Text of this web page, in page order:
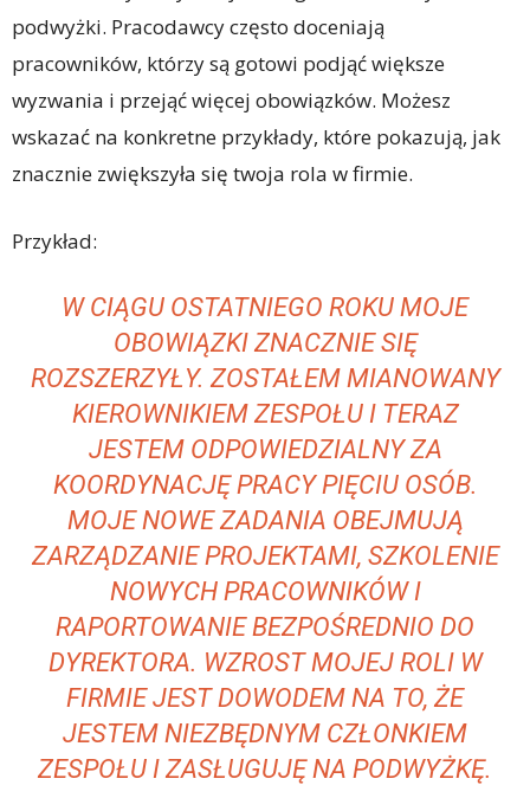
podwyżki. Pracodawcy często doceniają
pracowników, którzy są gotowi podjąć większe
wyzwania i przejąć więcej obowiązków. Możesz
wskazać na konkretne przykłady, które pokazują, jak
znacznie zwiększyła się twoja rola w firmie.
Przykład:
W CIĄGU OSTATNIEGO ROKU MOJE
OBOWIĄZKI ZNACZNIE SIĘ
ROZSZERZYŁY. ZOSTAŁEM MIANOWANY
KIEROWNIKIEM ZESPOŁU I TERAZ
JESTEM ODPOWIEDZIALNY ZA
KOORDYNACJĘ PRACY PIĘCIU OSÓB.
MOJE NOWE ZADANIA OBEJMUJĄ
ZARZĄDZANIE PROJEKTAMI, SZKOLENIE
NOWYCH PRACOWNIKÓW I
RAPORTOWANIE BEZPOŚREDNIO DO
DYREKTORA. WZROST MOJEJ ROLI W
FIRMIE JEST DOWODEM NA TO, ŻE
JESTEM NIEZBĘDNYM CZŁONKIEM
ZESPOŁU I ZASŁUGUJĘ NA PODWYŻKĘ.